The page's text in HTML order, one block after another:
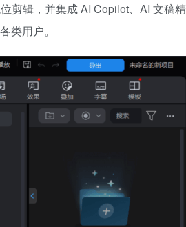
剪辑，并集成 AI Copilot、AI 文稿
类用户。